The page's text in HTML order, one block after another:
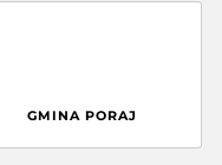
GMINA PORAJ